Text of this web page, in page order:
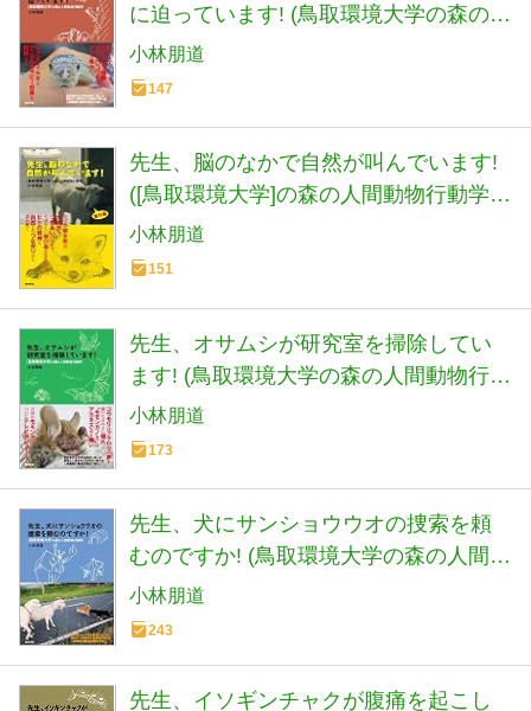
に迫っています! (鳥取環境大学の森の人
間動物行動学)
小林朋道
147
先生、脳のなかで自然が叫んでいます!
([鳥取環境大学]の森の人間動物行動学・
番外編)
小林朋道
151
先生、オサムシが研究室を掃除してい
ます! (鳥取環境大学の森の人間動物行動
学)
小林朋道
173
先生、犬にサンショウウオの捜索を頼
むのですか! (鳥取環境大学の森の人間動
物行動学)
小林朋道
243
先生、イソギンチャクが腹痛を起こし